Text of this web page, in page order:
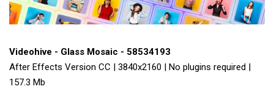
Videohive - Glass Mosaic - 58534193
After Effects Version CC | 3840x2160 | No plugins required |
157.3 Mb